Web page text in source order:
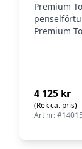
Premium
Premium
4 125 kr
(Rek ca. pris)
Art nr: #14015